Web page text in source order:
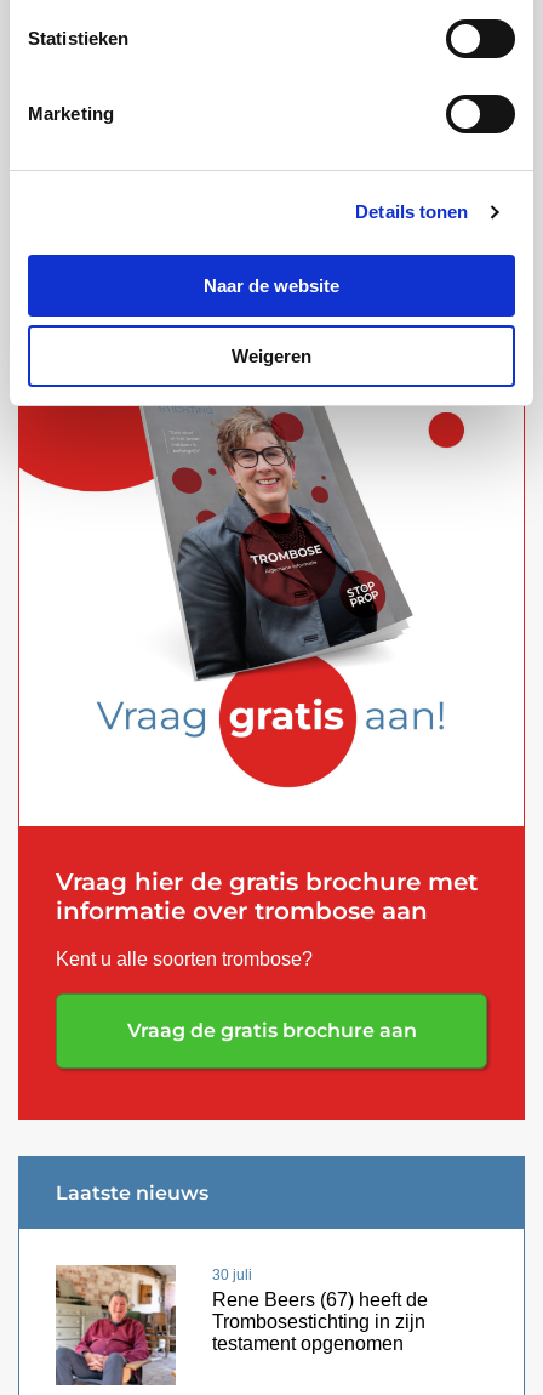
Statistieken
Marketing
Details tonen
Naar de website
Weigeren
magazine.
Vraag hier de gratis brochure met
informatie over trombose aan
Kent u alle soorten trombose?
Vraag de gratis brochure aan
Laatste nieuws
30 juli
Rene Beers (67) heeft de
Trombosestichting in zijn
testament opgenomen